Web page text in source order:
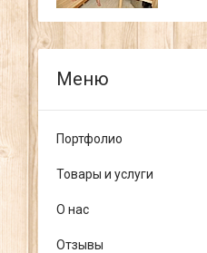
Портфолио
Товары и услуги
О нас
Отзывы